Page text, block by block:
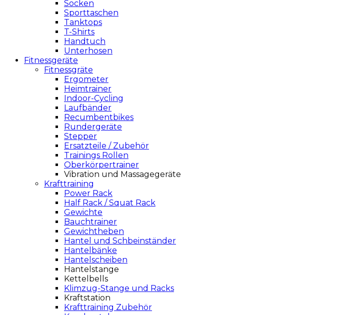
Socken
Sporttaschen
Tanktops
T-Shirts
Handtuch
Unterhosen
Fitnessgeräte
Fitnessgräte
Ergometer
Heimtrainer
Indoor-Cycling
Laufbänder
Recumbentbikes
Rundergeräte
Stepper
Ersatzteile / Zubehör
Trainings Rollen
Oberkörpertrainer
Vibration und Massagegeräte
Krafttraining
Power Rack
Half Rack / Squat Rack
Gewichte
Bauchtrainer
Gewichtheben
Hantel und Schbeinständer
Hantelbänke
Hantelscheiben
Hantelstange
Kettelbells
Klimzug-Stange und Racks
Kraftstation
Krafttraining Zubehör